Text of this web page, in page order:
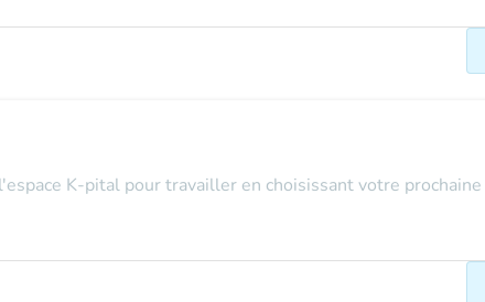
K-pital pour travailler en choisissant votre